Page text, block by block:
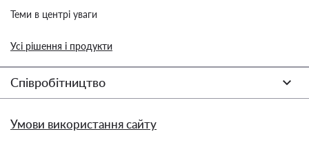
Теми в центрі уваги
Усі рішення і продукти
Співробітництво
Умови використання сайту